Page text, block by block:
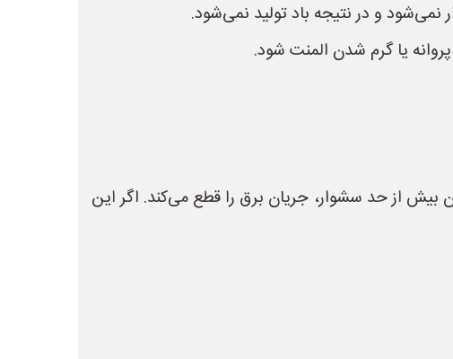
و در نتیجه باد تولید نمی‌شود.
یا گرم شدن المنت شود.
از حد سشوار، جریان برق را قطع می‌کند. اگر این